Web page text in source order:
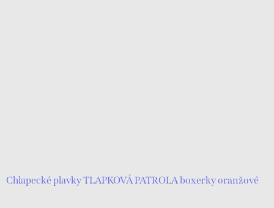
Chlapecké plavky TLAPKOVÁ PATROLA boxerky oranžové